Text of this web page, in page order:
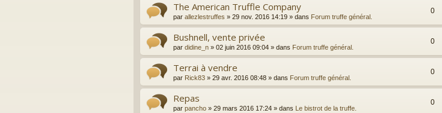
The American Truffle Company
par allezlestruffes » 29 nov. 2016 14:19 » dans Forum truffe général.
0
Bushnell, vente privée
par didine_n » 02 juin 2016 09:04 » dans Forum truffe général.
0
Terrai à vendre
par Rick83 » 29 avr. 2016 08:48 » dans Forum truffe général.
0
Repas
par pancho » 29 mars 2016 17:24 » dans Le bistrot de la truffe.
0